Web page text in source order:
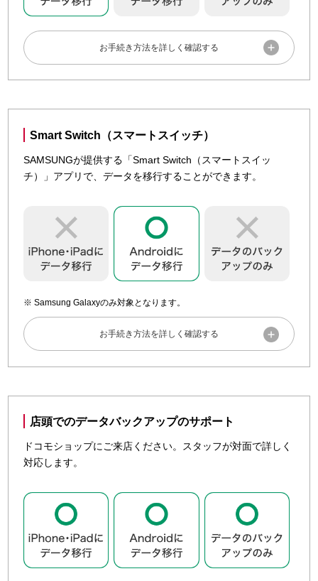
iOSソフトウェアアップデート（iPhone）
iOSソフトウェアアップデート（iPad）
iCloudにバックアップする
iPhone本体でのバックアップ
iCloudからデータを復元する
バックアップしたデータを復元する方法についてご案内しま
App Storeで「dアカウント設定アプリ」をインストール
し、dアカウントの設定をしましょう。
iPhone・iPadでドコモメールを受け取れるように設定を
しましょう。
ドコモメール
動画でも確認できます
は、設定からデータの転送をクイックスタートで行えます。
ょう。
クイックスタートについて、詳しくは「
AppleのWebサイト
」でご確認ください。
ドコモサービスを利用するための設定
次に、ドコモのサービスを利用するときに必要なdアカウン
トとドコモサービスの設定をしましょう。
App Storeで「dアカウント設定アプリ」をインストール
し、dアカウントの設定をしましょう。
しましょう。
実際の操作手順を動画で確認したい方は「さわれる動画deサ
」から該当機種や「スマホのデータ（写真、連絡
先等）」を選択してご確認ください。
Smart Switch（スマートスイッチ）
SAMSUNGが提供する「Smart Switch（スマートスイッ
チ）」アプリで、データを移行することができます。
Samsung Galaxyのみ対象となります。
をSamsung Galaxy（Android）に移行できるサービスです。
しくは「 Smart SwitchのWebサイト 」をご確認ください。
動画でも確認できます
実際の操作手順を動画で確認したい方は「
さわれる動画deサ

先等）」を選択してご確認ください。
店頭でのデータバックアップのサポート
ドコモショップにご来店ください。スタッフが対面で詳しく
対応します。